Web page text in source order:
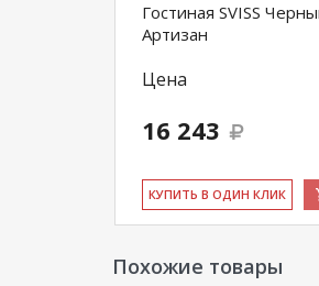
Гостиная SVISS
Артизан
Цена
16 243
КУ­ПИТЬ В ОДИН КЛИК
Похожие товары